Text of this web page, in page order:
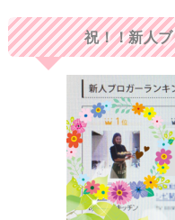
祝！！新人